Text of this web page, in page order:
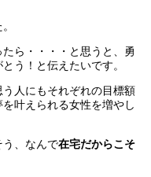
ら・・・・と思うと、勇
う！と伝えたいです。
人にもそれぞれの目標額
叶えられる女性を増やし
う、なんで在宅だからこそ